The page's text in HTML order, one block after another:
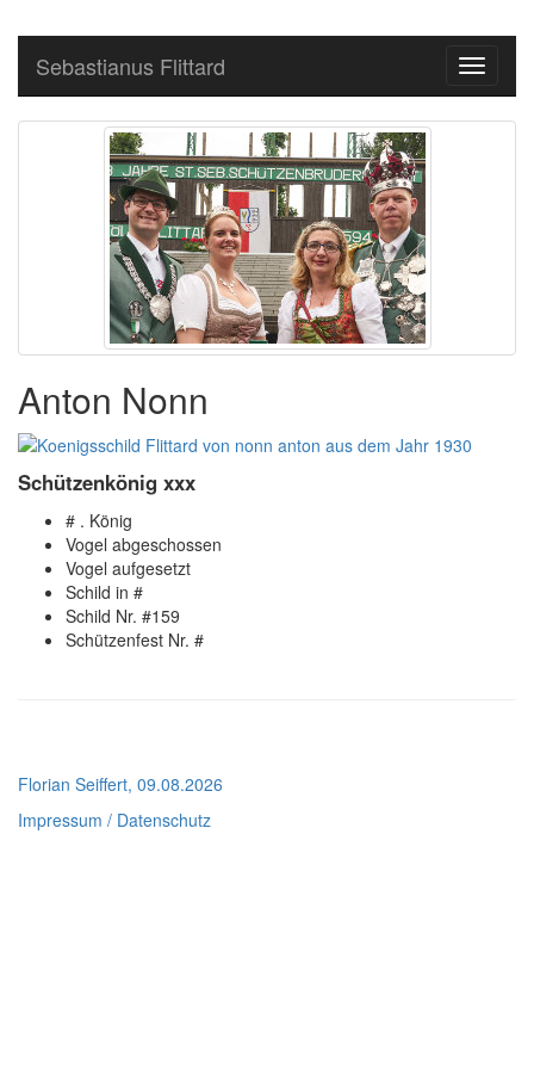
Toggle
Sebastianus Flittard
Anton Nonn
Schützenkönig xxx
# . König
Vogel abgeschossen
Vogel aufgesetzt
Schild in #
Schild Nr. #159
Schützenfest Nr. #
Florian Seiffert, 09.08.2026
Impressum / Datenschutz